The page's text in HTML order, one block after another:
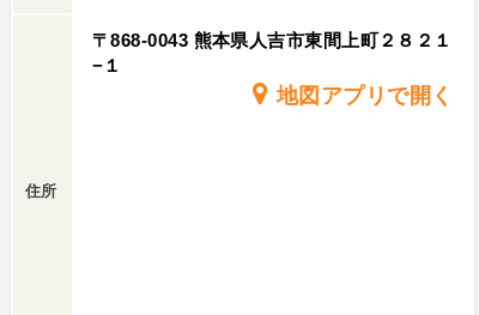
住所
〒868-0043 熊本県人吉市東間上町２８２１
−１
地図アプリで開く